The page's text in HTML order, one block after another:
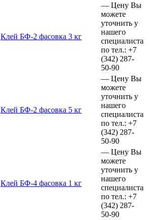
Клей БФ-2 фасовка 3 кг
— Цену Вы
можете
уточнить у
нашего
специалиста
по тел.: +7
(342) 287-
50-90
Клей БФ-2 фасовка 5 кг
— Цену Вы
можете
уточнить у
нашего
специалиста
по тел.: +7
(342) 287-
50-90
Клей БФ-4 фасовка 1 кг
— Цену Вы
можете
уточнить у
нашего
специалиста
по тел.: +7
(342) 287-
50-90